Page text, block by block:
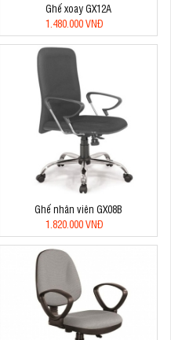
Ghế xoay GX12A
1.480.000 VNĐ
Ghế nhân viên GX08B
1.820.000 VNĐ